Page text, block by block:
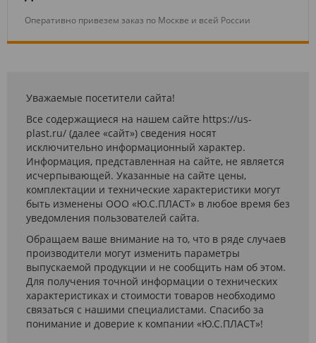
Оперативно привезем заказ по Москве и всей России
Уважаемые посетители сайта!
Все содержащиеся на нашем сайте https://us-
plast.ru/ (далее «сайт») сведения носят
исключительно информационный характер.
Информация, представленная на сайте, не является
исчерпывающей. Указанные на сайте цены,
комплектации и технические характеристики могут
быть изменены ООО «Ю.С.ПЛАСТ» в любое время без
уведомления пользователей сайта.
Обращаем ваше внимание на то, что в ряде случаев
производители могут изменить параметры
выпускаемой продукции и не сообщить нам об этом.
Для получения точной информации о технических
характеристиках и стоимости товаров необходимо
связаться с нашими специалистами. Спасибо за
понимание и доверие к компании «Ю.С.ПЛАСТ»!